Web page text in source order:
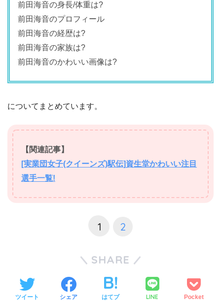
前田海音の身長/体重は?
前田海音のプロフィール
前田海音の経歴は?
前田海音の家族は?
前田海音のかわいい画像は?
についてまとめています。
【関連記事】
[実業団女子(クイーンズ)駅伝]資生堂かわいい注目
選手一覧!
1 2
SHARE
ツイート シェア はてブ LINE Pocket